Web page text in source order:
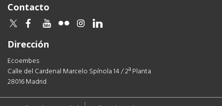
Contacto
twitterfacebook
youtube
flickr instagram
linkedin
Dirección
Ecoembes
Calle del Cardenal Marcelo Spínola 14 / 2ª Planta
28016 Madrid